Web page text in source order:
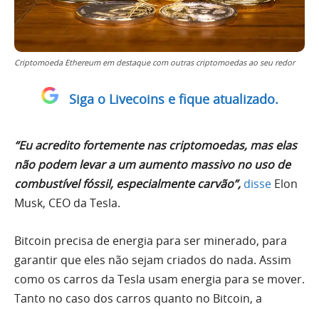
Criptomoeda Ethereum em destaque com outras criptomoedas ao seu redor
Siga o Livecoins e fique atualizado.
“Eu acredito fortemente nas criptomoedas, mas elas
não podem levar a um aumento massivo no uso de
combustível fóssil, especialmente carvão”, disse Elon
Musk, CEO da Tesla.
Bitcoin precisa de energia para ser minerado, para
garantir que eles não sejam criados do nada. Assim
como os carros da Tesla usam energia para se mover.
Tanto no caso dos carros quanto no Bitcoin, a